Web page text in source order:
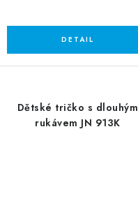
Dětské tričko s dlouhým
rukávem JN 913K